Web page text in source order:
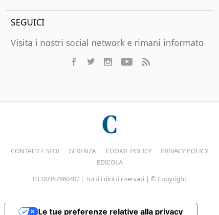
SEGUICI
Visita i nostri social network e rimani informato
CONTATTI E SEDI GERENZA COOKIE POLICY
PRIVACY POLICY
EDICOLA
P.I. 00357860402 | Tutti i diritti riservati | © Copyright
Le tue preferenze relative alla privacy